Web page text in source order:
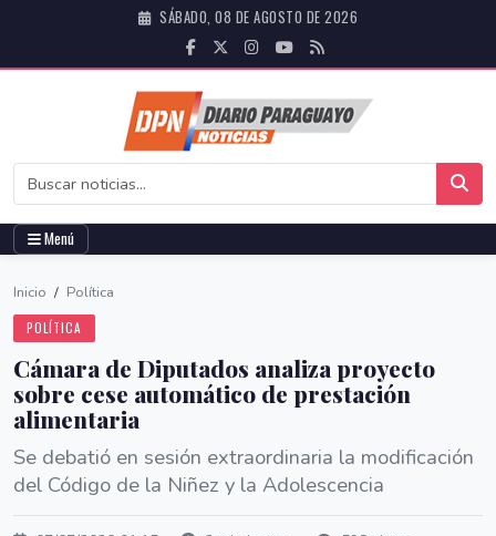
SÁBADO, 08 DE AGOSTO DE 2026
Menú
Inicio / Política
POLÍTICA
Cámara de Diputados analiza proyecto
sobre cese automático de prestación
alimentaria
Se debatió en sesión extraordinaria la modificación
del Código de la Niñez y la Adolescencia